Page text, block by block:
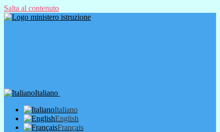
Salta al contenuto
Italiano
Italiano
English
Français